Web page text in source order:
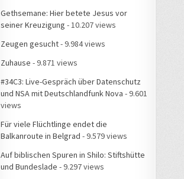
Gethsemane: Hier betete Jesus vor
seiner Kreuzigung - 10.207 views
Zeugen gesucht- 9.984 views
Zuhause - 9.871 views
#34C3: Live-Gespräch über Datenschutz
und NSA mit Deutschlandfunk Nova - 9.601
views
Für viele Flüchtlinge endet die
Balkanroute in Belgrad - 9.579 views
Auf biblischen Spuren in Shilo: Stiftshütte
und Bundeslade - 9.297 views